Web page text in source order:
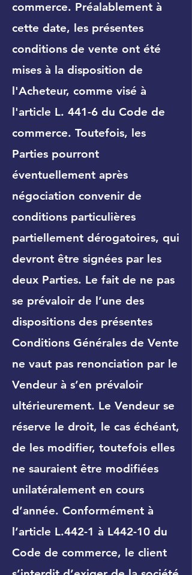
commerce. Préalablement à
cette date, les présentes
conditions de vente ont été
mises à la disposition de
l'Acheteur, comme visé à
l'article L. 441-6 du Code de
commerce. Toutefois, les
Parties pourront
éventuellement après
négociation convenir de
conditions particulières
partiellement dérogatoires, qui
devront être signées par les
deux Parties. Le fait de ne pas
se prévaloir de l’une des
dispositions des présentes
Conditions Générales de Vente
ne vaut pas renonciation par le
Vendeur à s’en prévaloir
ultérieurement. Le Vendeur se
réserve le droit, le cas échéant,
de les modifier, toutefois elles
ne sauraient être modifiées
unilatéralement en cours
d’année. Conformément à
l’article L.442-1 à L442-10 du
Code de commerce, le client